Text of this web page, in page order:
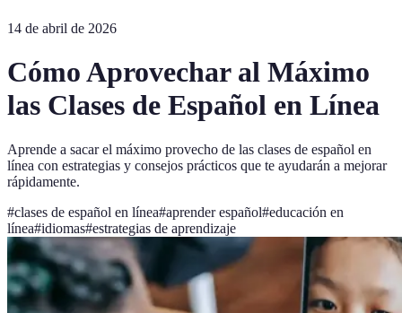
14 de abril de 2026
Cómo Aprovechar al Máximo
las Clases de Español en Línea
Aprende a sacar el máximo provecho de las clases de español en
línea con estrategias y consejos prácticos que te ayudarán a mejorar
rápidamente.
#clases de español en línea#aprender español#educación en
línea#idiomas#estrategias de aprendizaje